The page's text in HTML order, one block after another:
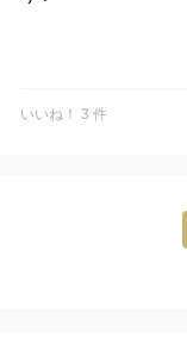
オードブルの一品と
お味は甘みがあって
年内配送は12/26（
いいね！ 3 件